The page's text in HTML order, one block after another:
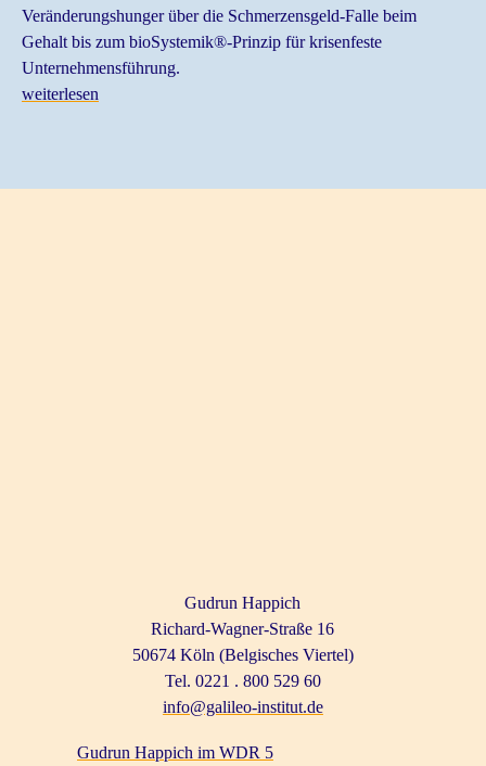
Veränderungshunger über die Schmerzensgeld-Falle beim
Gehalt bis zum bioSystemik®-Prinzip für krisenfeste
Unternehmensführung.
weiterlesen
Gudrun Happich
Richard-Wagner-Straße 16
50674 Köln (Belgisches Viertel)
Tel. 0221 . 800 529 60
info@galileo-institut.de
Gudrun Happich im WDR 5